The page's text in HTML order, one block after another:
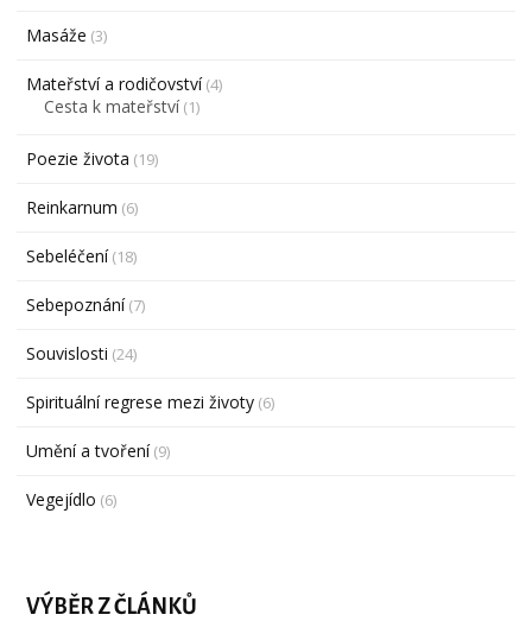
Masáže (3)
Mateřství a rodičovství(4)
Cesta k mateřství(1)
Poezie života (19)
Reinkarnum (6)
Sebeléčení(18)
Sebepoznání(7)
Souvislosti (24)
Spirituální regrese mezi životy (6)
Umění a tvoření(9)
Vegejídlo (6)
VÝBĚR Z ČLÁNKŮ